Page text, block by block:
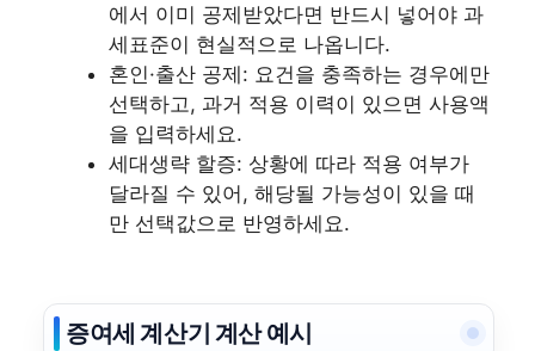
에서 이미 공제받았다면 반드시 넣어야 과
세표준이 현실적으로 나옵니다.
혼인·출산 공제: 요건을 충족하는 경우에만
선택하고, 과거 적용 이력이 있으면 사용액
을 입력하세요.
세대생략 할증: 상황에 따라 적용 여부가
달라질 수 있어, 해당될 가능성이 있을 때
만 선택값으로 반영하세요.
증여세 계산기 계산 예시